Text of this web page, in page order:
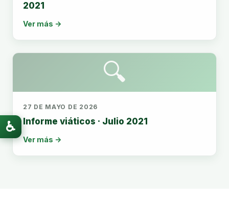
2021
Ver más →
🔍
27 DE MAYO DE 2026
Informe viáticos · Julio 2021
Ver más →
♿